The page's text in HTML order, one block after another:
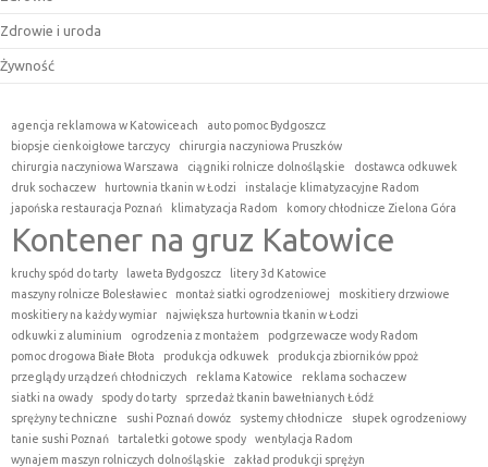
Zdrowie i uroda
Żywność
agencja reklamowa w Katowiceach
auto pomoc Bydgoszcz
biopsje cienkoigłowe tarczycy
chirurgia naczyniowa Pruszków
chirurgia naczyniowa Warszawa
ciągniki rolnicze dolnośląskie
dostawca odkuwek
druk sochaczew
hurtownia tkanin w Łodzi
instalacje klimatyzacyjne Radom
japońska restauracja Poznań
klimatyzacja Radom komory chłodnicze Zielona Góra
Kontener na gruz Katowice
kruchy spód do tarty laweta Bydgoszcz
litery 3d Katowice
maszyny rolnicze Bolesławiec
montaż siatki ogrodzeniowej
moskitiery drzwiowe
moskitiery na każdy wymiar
największa hurtownia tkanin w Łodzi
odkuwki z aluminium
ogrodzenia z montażem
podgrzewacze wody Radom
pomoc drogowa Białe Błota
produkcja odkuwek
produkcja zbiorników ppoż
przeglądy urządzeń chłodniczych
reklama Katowice
reklama sochaczew
siatki na owady
spody do tarty
sprzedaż tkanin bawełnianych Łódź
sprężyny techniczne
sushi Poznań dowóz systemy chłodnicze
słupek ogrodzeniowy
tanie sushi Poznań
tartaletki gotowe spody
wentylacja Radom
wynajem maszyn rolniczych dolnośląskie
zakład produkcji sprężyn